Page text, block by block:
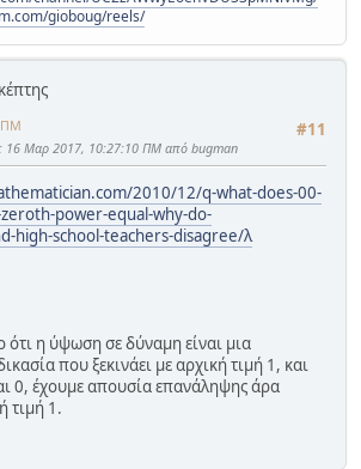
gioboug/reels/
#11
ΠΜ
: 16 Μαρ 2017, 10:27:10 ΠΜ από bugman
2010/12/q-what-does-00-
power-equal-why-do-
high-school-teachers-disagree/λ
η ύψωση σε δύναμη είναι μια
που ξεκινάει με αρχική τιμή 1, και
0, έχουμε απουσία επανάληψης άρα
τιμή 1.